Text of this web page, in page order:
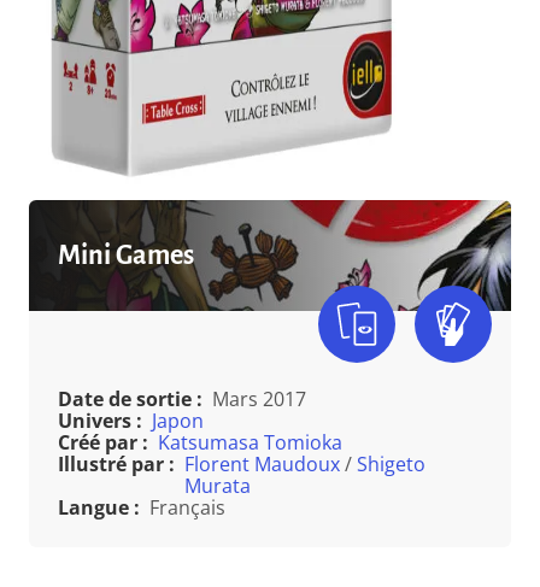
Mini Games
Date de sortie : Mars 2017
Univers : Japon
Créé par : Katsumasa Tomioka
Illustré par : Florent Maudoux/Shigeto
Murata
Langue : Français